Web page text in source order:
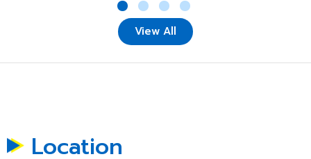
View All
Location